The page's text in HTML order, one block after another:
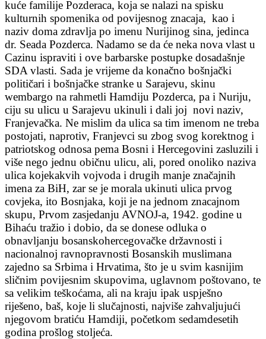
kuće familije Pozderaca, koja se nalazi na spisku
kulturnih spomenika od povijesnog znacaja, kao i
naziv doma zdravlja po imenu Nurijinog sina, jedinca
dr. Seada Pozderca. Nadamo se da će neka nova vlast u
Cazinu ispraviti i ove barbarske postupke dosadašnje
SDA vlasti. Sada je vrijeme da konačno bošnjački
političari i bošnjačke stranke u Sarajevu, skinu
wembargo na rahmetli Hamdiju Pozderca, pa i Nuriju,
ciju su ulicu u Sarajevu ukinuli i dali joj novi naziv,
Franjevačka. Ne mislim da ulica sa tim imenom ne treba
postojati, naprotiv, Franjevci su zbog svog korektnog i
patriotskog odnosa pema Bosni i Hercegovini zasluzili i
više nego jednu običnu ulicu, ali, pored onoliko naziva
ulica kojekakvih vojvoda i drugih manje značajnih
imena za BiH, zar se je morala ukinuti ulica prvog
covjeka, ito Bosnjaka, koji je na jednom znacajnom
skupu, Prvom zasjedanju AVNOJ-a, 1942. godine u
Bihaću tražio i dobio, da se donese odluka o
obnavljanju bosanskohercegovačke državnosti i
nacionalnoj ravnopravnosti Bosanskih muslimana
zajedno sa Srbima i Hrvatima, što je u svim kasnijim
sličnim povijesnim skupovima, uglavnom poštovano, te
sa velikim teškoćama, ali na kraju ipak uspješno
riješeno, baš, koje li slučajnosti, najviše zahvaljujući
njegovom bratiću Hamdiji, početkom sedamdesetih
godina prošlog stoljeća.